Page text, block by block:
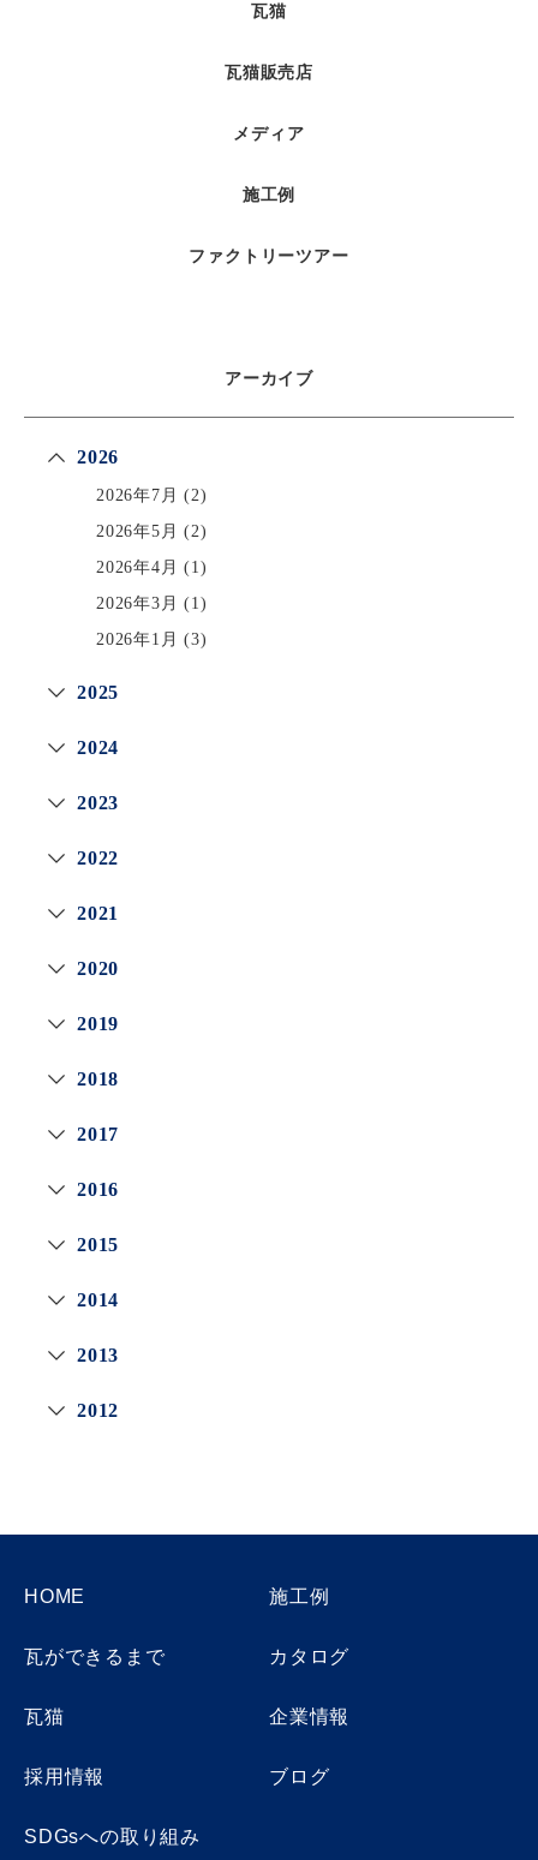
瓦猫
瓦猫販売店
メディア
施工例
ファクトリーツアー
アーカイブ
2026
2026年7月 (2)
2026年5月 (2)
2026年4月 (1)
2026年3月 (1)
2026年1月 (3)
2025
2024
2023
2022
2021
2020
2019
2018
2017
2016
2015
2014
2013
2012
HOME 施工例
瓦ができるまで カタログ
瓦猫 企業情報
採用情報 ブログ
SDGsへの取り組み